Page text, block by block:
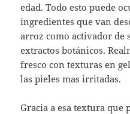
edad. Todo esto puede
ingredientes que van
arroz como activador de
extractos botánicos.
fresco con texturas en
las pieles mas irritadas.
Gracia a esa textura que